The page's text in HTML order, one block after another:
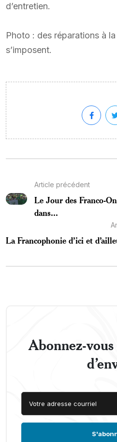
d’entretien.
Photo : des réparations à
s’imposent.
Article précédent
Le Jour des Franco-
dans...
La Francophonie d’ici et
Abonnez-